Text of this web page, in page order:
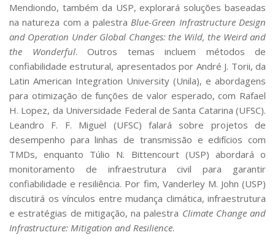
Mendiondo, também da USP, explorará soluções baseadas
na natureza com a palestraBlue-Green Infrastructure Design
and Operation Under Global Changes: the Wild, the Weird and
the Wonderful. Outros temas incluem métodos de
confiabilidade estrutural, apresentados por André J. Torii, da
Latin American Integration University (Unila), e abordagens
para otimização de funções de valor esperado, com Rafael
H. Lopez, da Universidade Federal de Santa Catarina (UFSC).
Leandro F. F. Miguel (UFSC) falará sobre projetos de
desempenho para linhas de transmissão e edifícios com
TMDs, enquanto Túlio N. Bittencourt (USP) abordará o
monitoramento de infraestrutura civil para garantir
confiabilidade e resiliência. Por fim, Vanderley M. John (USP)
discutirá os vínculos entre mudança climática, infraestrutura
e estratégias de mitigação, na palestra Climate Change and
Infrastructure: Mitigation and Resilience.